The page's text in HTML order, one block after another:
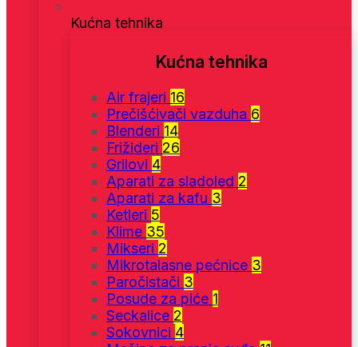
Kućna tehnika
Kućna tehnika
Air frajeri 16
Prečišćivači vazduha 6
Blenderi 14
Frižideri 26
Grilovi 4
Aparati za sladoled 2
Aparati za kafu 3
Ketleri 5
Klime 35
Mikseri 2
Mikrotalasne pećnice 3
Paročistači 3
Posude za piće 1
Seckalice 2
Sokovnici 4